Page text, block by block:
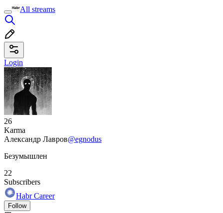
All streams
Login
26
Karma
Александр Лавров@egnodus
Безумышлен
22
Subscribers
Habr Career
Follow